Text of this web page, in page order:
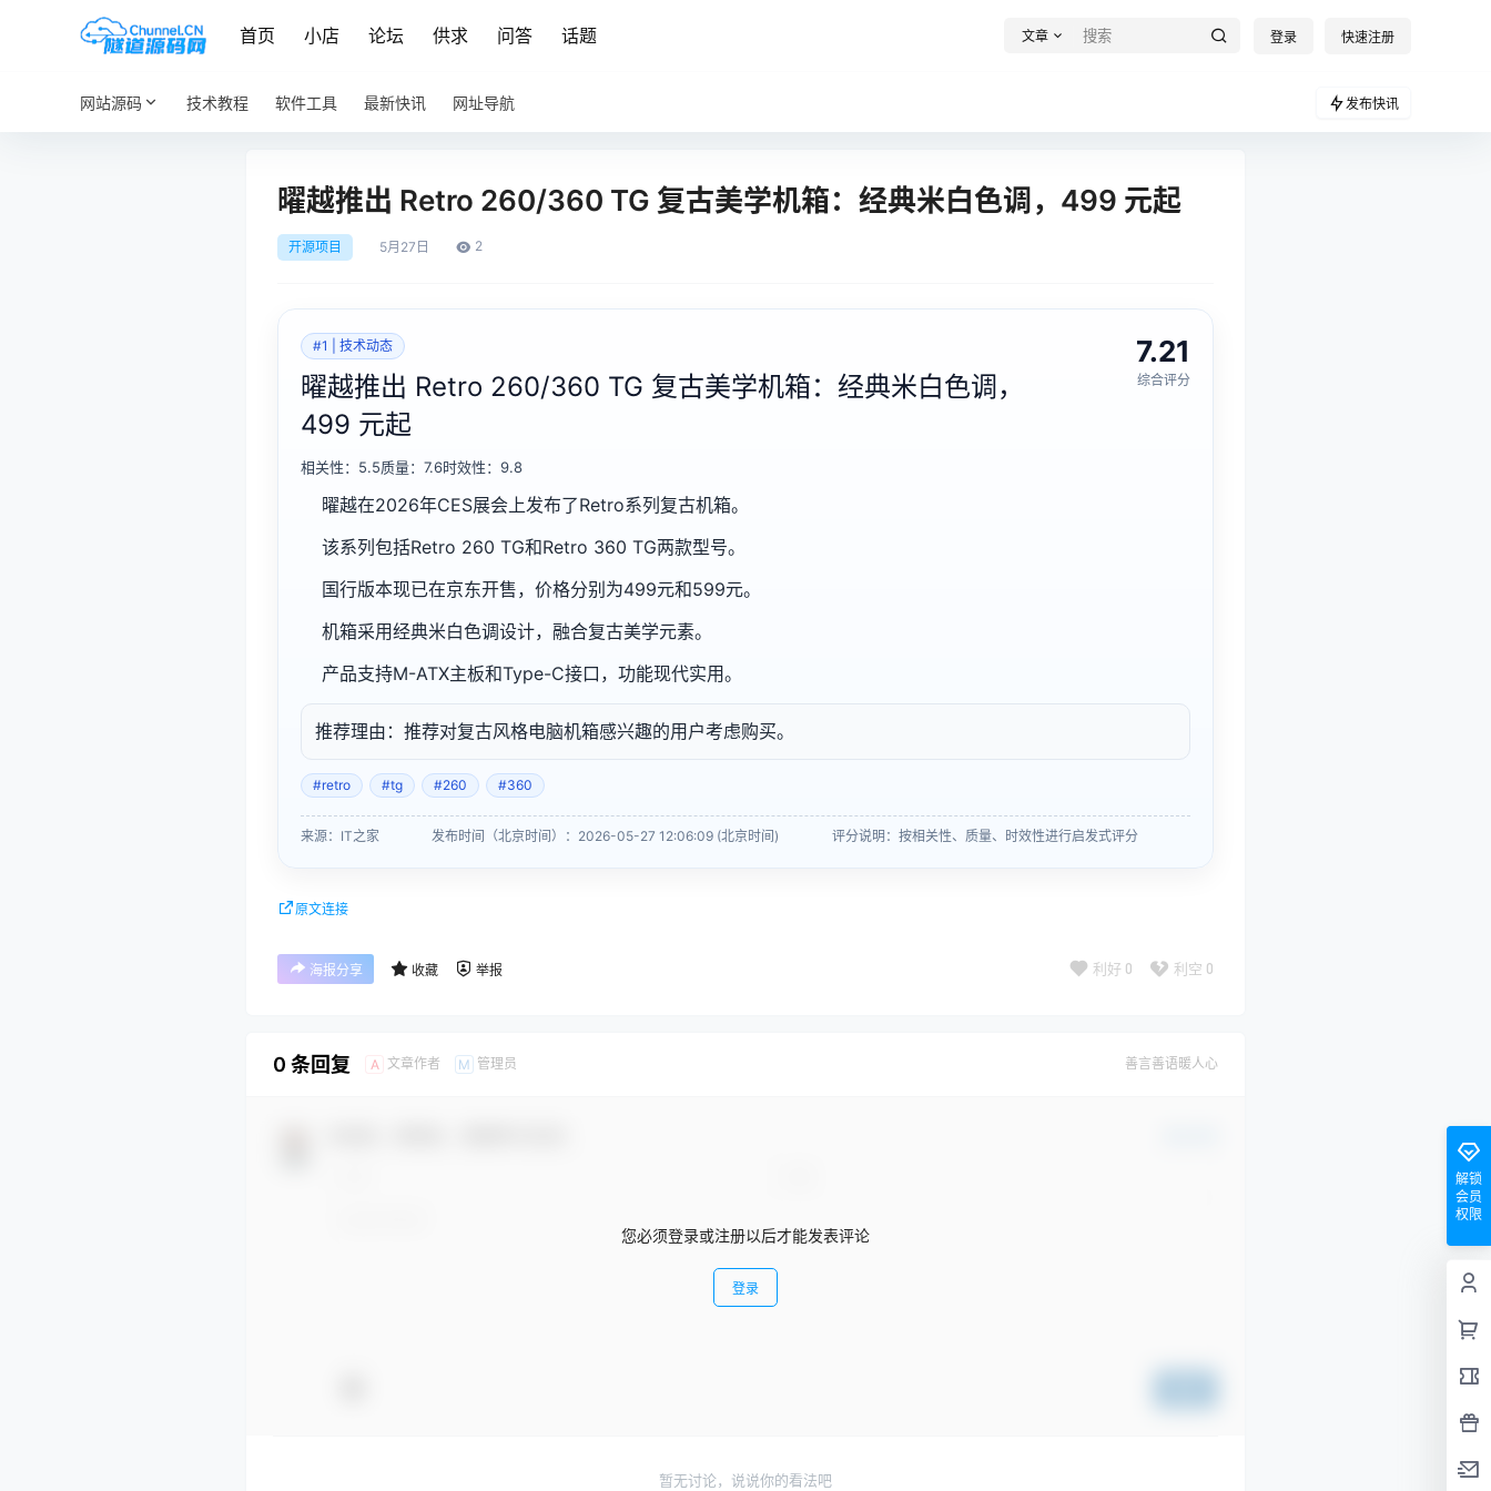
首页 小店 论坛 供求 问答 话题 文章 登录 快速注册
网站源码 技术教程 软件工具 最新快讯 网址导航 发布快讯
曜越推出 Retro 260/360 TG 复古美学机箱：经典米白色调，499 元起
开源项目 5月 27日 2
#1 | 技术动态
曜越推出 Retro 260/360 TG 复古美学机箱：经典米白色调，
499 元起
7.21
综合评分
相关性：5.5质量：7.6时效性：9.8
曜越在2026年CES展会上发布了Retro系列复古机箱。
该系列包括Retro 260 TG和Retro 360 TG两款型号。
国行版本现已在京东开售，价格分别为499元和599元。
机箱采用经典米白色调设计，融合复古美学元素。
产品支持M-ATX主板和Type-C接口，功能现代实用。
推荐理由：推荐对复古风格电脑机箱感兴趣的用户考虑购买。
#retro #tg #260 #360
来源：IT之家 发布时间（北京时间）：2026-05-27 12:06:09 (北京时间) 评分说明：按相关性、质量、时效性进行启发式评分
原文连接
海报分享 收藏 举报 利好 0 利空 0
0 条回复 A 文章作者 M 管理员 善言善语暖人心
您必须登录或注册以后才能发表评论
登录
暂无讨论，说说你的看法吧
解锁
会员
权限